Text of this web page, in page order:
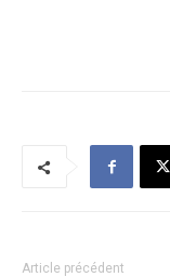
Article précédent